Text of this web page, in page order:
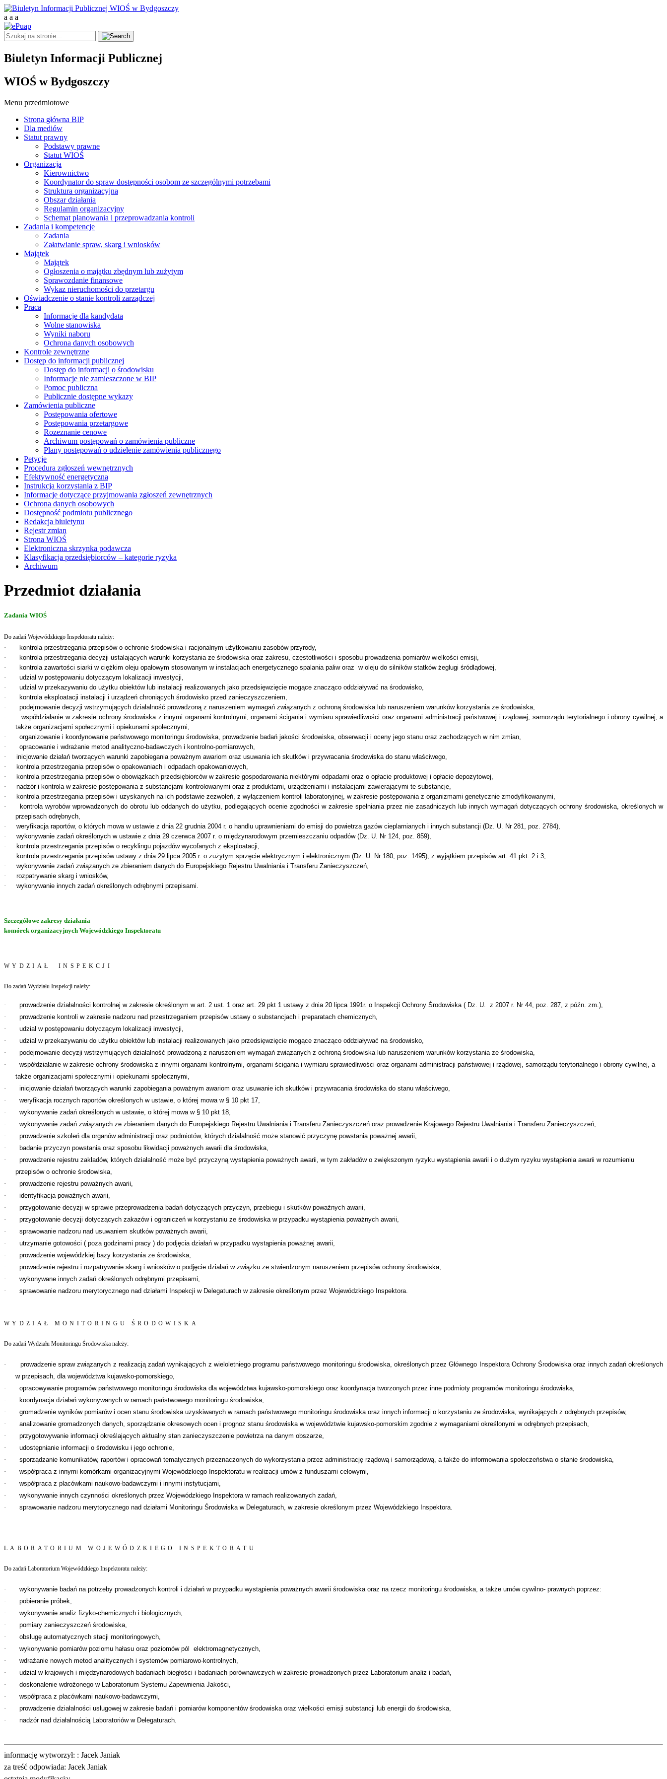
a a a
Biuletyn Informacji Publicznej
WIOŚ w Bydgoszczy
Menu przedmiotowe
Strona główna BIP
Dla mediów
Statut prawny
Podstawy prawne
Statut WIOŚ
Organizacja
Kierownictwo
Koordynator do spraw dostępności osobom ze szczególnymi potrzebami
Struktura organizacyjna
Obszar działania
Regulamin organizacyjny
Schemat planowania i przeprowadzania kontroli
Zadania i kompetencje
Zadania
Załatwianie spraw, skarg i wniosków
Majątek
Majątek
Ogłoszenia o majątku zbędnym lub zużytym
Sprawozdanie finansowe
Wykaz nieruchomości do przetargu
Oświadczenie o stanie kontroli zarządczej
Praca
Informacje dla kandydata
Wolne stanowiska
Wyniki naboru
Ochrona danych osobowych
Kontrole zewnętrzne
Dostęp do informacji publicznej
Dostęp do informacji o środowisku
Informacje nie zamieszczone w BIP
Pomoc publiczna
Publicznie dostępne wykazy
Zamówienia publiczne
Postępowania ofertowe
Postępowania przetargowe
Rozeznanie cenowe
Archiwum postępowań o zamówienia publiczne
Plany postępowań o udzielenie zamówienia publicznego
Petycje
Procedura zgłoszeń wewnętrznych
Efektywność energetyczna
Instrukcja korzystania z BIP
Informacje dotyczące przyjmowania zgłoszeń zewnętrznych
Ochrona danych osobowych
Dostępność podmiotu publicznego
Redakcja biuletynu
Rejestr zmian
Strona WIOŚ
Elektroniczna skrzynka podawcza
Klasyfikacja przedsiębiorców – kategorie ryzyka
Archiwum
Przedmiot działania
Zadania WIOŚ
Do zadań Wojewódzkiego Inspektoratu należy:
·
kontrola przestrzegania przepisów o ochronie środowiska i racjonalnym użytkowaniu zasobów przyrody,
·
kontrola przestrzegania decyzji ustalających warunki korzystania ze środowiska oraz zakresu, częstotliwości i sposobu prowadzenia pomiarów wielkości emisji,
·
kontrola zawartości siarki w ciężkim oleju opałowym stosowanym w instalacjach energetycznego spalania paliw oraz w oleju do silników statków żeglugi śródlądowej,
·
udział w postępowaniu dotyczącym lokalizacji inwestycji,
·
udział w przekazywaniu do użytku obiektów lub instalacji realizowanych jako przedsięwzięcie mogące znacząco oddziaływać na środowisko,
·
kontrola eksploatacji instalacji i urządzeń chroniących środowisko przed zanieczyszczeniem,
·
podejmowanie decyzji wstrzymujących działalność prowadzoną z naruszeniem wymagań związanych z ochroną środowiska lub naruszeniem warunków korzystania ze środowiska,
·
współdziałanie w zakresie ochrony środowiska z innymi organami kontrolnymi, organami ścigania i wymiaru sprawiedliwości oraz organami administracji państwowej i rządowej, samorządu terytorialnego i obrony cywilnej, a
także organizacjami społecznymi i opiekunami społecznymi,
·
organizowanie i koordynowanie państwowego monitoringu środowiska, prowadzenie badań jakości środowiska, obserwacji i oceny jego stanu oraz zachodzących w nim zmian,
·
opracowanie i wdrażanie metod analityczno-badawczych i kontrolno-pomiarowych,
·
inicjowanie działań tworzących warunki zapobiegania poważnym awariom oraz usuwania ich skutków i przywracania środowiska do stanu właściwego,
·
kontrola przestrzegania przepisów o opakowaniach i odpadach opakowaniowych,
·
kontrola przestrzegania przepisów o obowiązkach przedsiębiorców w zakresie gospodarowania niektórymi odpadami oraz o opłacie produktowej i opłacie depozytowej,
·
nadzór i kontrola w zakresie postępowania z substancjami kontrolowanymi oraz z produktami, urządzeniami i instalacjami zawierającymi te substancje,
·
kontrola przestrzegania przepisów i uzyskanych na ich podstawie zezwoleń, z wyłączeniem kontroli laboratoryjnej, w zakresie postępowania z organizmami genetycznie zmodyfikowanymi,
·
kontrola wyrobów wprowadzonych do obrotu lub oddanych do użytku, podlegających ocenie zgodności w zakresie spełniania przez nie zasadniczych lub innych wymagań dotyczących ochrony środowiska, określonych w
przepisach odrębnych,
·
weryfikacja raportów, o których mowa w ustawie z dnia 22 grudnia 2004 r. o handlu uprawnieniami do emisji do powietrza gazów cieplarnianych i innych substancji (Dz. U. Nr 281, poz. 2784),
·
wykonywanie zadań określonych w ustawie z dnia 29 czerwca 2007 r. o międzynarodowym przemieszczaniu odpadów (Dz. U. Nr 124, poz. 859),
·
kontrola przestrzegania przepisów o recyklingu pojazdów wycofanych z eksploatacji,
·
kontrola przestrzegania przepisów ustawy z dnia 29 lipca 2005 r. o zużytym sprzęcie elektrycznym i elektronicznym (Dz. U. Nr 180, poz. 1495), z wyjątkiem przepisów art. 41 pkt. 2 i 3,
·
wykonywanie zadań związanych ze zbieraniem danych do Europejskiego Rejestru Uwalniania i Transferu Zanieczyszczeń,
·
rozpatrywanie skarg i wniosków,
·
wykonywanie innych zadań określonych odrębnymi przepisami.
Szczegółowe zakresy działania
komórek organizacyjnych Wojewódzkiego Inspektoratu
WYDZIAŁ INSPEKCJI
Do zadań Wydziału Inspekcji należy:
· prowadzenie działalności kontrolnej w zakresie określonym w art. 2 ust. 1 oraz art. 29 pkt 1 ustawy z dnia 20 lipca 1991r. o Inspekcji Ochrony Środowiska ( Dz. U.
z 2007 r. Nr 44, poz. 287, z późn. zm.),
·
prowadzenie kontroli w zakresie nadzoru nad przestrzeganiem przepisów ustawy o substancjach i preparatach chemicznych,
·
udział w postępowaniu dotyczącym lokalizacji inwestycji,
·
udział w przekazywaniu do użytku obiektów lub instalacji realizowanych jako przedsięwzięcie mogące znacząco oddziaływać na środowisko,
·
podejmowanie decyzji wstrzymujących działalność prowadzoną z naruszeniem wymagań związanych z ochroną środowiska lub naruszeniem warunków korzystania ze środowiska,
·
współdziałanie w zakresie ochrony środowiska z innymi organami kontrolnymi, organami ścigania i wymiaru sprawiedliwości oraz organami administracji państwowej i rządowej, samorządu terytorialnego i obrony cywilnej, a
także organizacjami społecznymi i opiekunami społecznymi,
·
inicjowanie działań tworzących warunki zapobiegania poważnym awariom oraz usuwanie ich skutków i przywracania środowiska do stanu właściwego,
·
weryfikacja rocznych raportów określonych w ustawie, o której mowa w § 10 pkt 17,
·
wykonywanie zadań określonych w ustawie, o której mowa w § 10 pkt 18,
·
wykonywanie zadań związanych ze zbieraniem danych do Europejskiego Rejestru Uwalniania i Transferu Zanieczyszczeń oraz prowadzenie Krajowego Rejestru Uwalniania i Transferu Zanieczyszczeń,
·
prowadzenie szkoleń dla organów administracji oraz podmiotów, których działalność może stanowić przyczynę powstania poważnej awarii,
·
badanie przyczyn powstania oraz sposobu likwidacji poważnych awarii dla środowiska,
·
prowadzenie rejestru zakładów, których działalność może być przyczyną wystąpienia poważnych awarii, w tym zakładów o zwiększonym ryzyku wystąpienia awarii i o dużym ryzyku wystąpienia awarii w rozumieniu
przepisów o ochronie środowiska,
·
prowadzenie rejestru poważnych awarii,
·
identyfikacja poważnych awarii,
·
przygotowanie decyzji w sprawie przeprowadzenia badań dotyczących przyczyn, przebiegu i skutków poważnych awarii,
·
przygotowanie decyzji dotyczących zakazów i ograniczeń w korzystaniu ze środowiska w przypadku wystąpienia poważnych awarii,
·
sprawowanie nadzoru nad usuwaniem skutków poważnych awarii,
·
utrzymanie gotowości ( poza godzinami pracy ) do podjęcia działań w przypadku wystąpienia poważnej awarii,
·
prowadzenie wojewódzkiej bazy korzystania ze środowiska,
·
prowadzenie rejestru i rozpatrywanie skarg i wniosków o podjęcie działań w związku ze stwierdzonym naruszeniem przepisów ochrony środowiska,
·
wykonywane innych zadań określonych odrębnymi przepisami,
·
sprawowanie nadzoru merytorycznego nad działami Inspekcji w Delegaturach w zakresie określonym przez Wojewódzkiego Inspektora.
WYDZIAŁ MONITORINGU ŚRODOWISKA
Do zadań Wydziału Monitoringu Środowiska należy:
·
prowadzenie spraw związanych z realizacją zadań wynikających z wieloletniego programu państwowego monitoringu środowiska, określonych przez Głównego Inspektora Ochrony Środowiska oraz innych zadań określonych
w przepisach, dla województwa kujawsko-pomorskiego,
·
opracowywanie programów państwowego monitoringu środowiska dla województwa kujawsko-pomorskiego oraz koordynacja tworzonych przez inne podmioty programów monitoringu środowiska,
·
koordynacja działań wykonywanych w ramach państwowego monitoringu środowiska,
·
gromadzenie wyników pomiarów i ocen stanu środowiska uzyskiwanych w ramach państwowego monitoringu środowiska oraz innych informacji o korzystaniu ze środowiska, wynikających z odrębnych przepisów,
·
analizowanie gromadzonych danych, sporządzanie okresowych ocen i prognoz stanu środowiska w województwie kujawsko-pomorskim zgodnie z wymaganiami określonymi w odrębnych przepisach,
·
przygotowywanie informacji określających aktualny stan zanieczyszczenie powietrza na danym obszarze,
·
udostępnianie informacji o środowisku i jego ochronie,
·
sporządzanie komunikatów, raportów i opracowań tematycznych przeznaczonych do wykorzystania przez administrację rządową i samorządową, a także do informowania społeczeństwa o stanie środowiska,
·
współpraca z innymi komórkami organizacyjnymi Wojewódzkiego Inspektoratu w realizacji umów z funduszami celowymi,
·
współpraca z placówkami naukowo-badawczymi i innymi instytucjami,
·
wykonywanie innych czynności określonych przez Wojewódzkiego Inspektora w ramach realizowanych zadań,
·
sprawowanie nadzoru merytorycznego nad działami Monitoringu Środowiska w Delegaturach, w zakresie określonym przez Wojewódzkiego Inspektora.
LABORATORIUM WOJEWÓDZKIEGO INSPEKTORATU
Do zadań Laboratorium Wojewódzkiego Inspektoratu należy:
·
wykonywanie badań na potrzeby prowadzonych kontroli i działań w przypadku wystąpienia poważnych awarii środowiska oraz na rzecz monitoringu środowiska, a także umów cywilno- prawnych poprzez:
·
pobieranie próbek,
·
wykonywanie analiz fizyko-chemicznych i biologicznych,
·
pomiary zanieczyszczeń środowiska,
·
obsługę automatycznych stacji monitoringowych,
·
wykonywanie pomiarów poziomu hałasu oraz poziomów pól elektromagnetycznych,
·
wdrażanie nowych metod analitycznych i systemów pomiarowo-kontrolnych,
·
udział w krajowych i międzynarodowych badaniach biegłości i badaniach porównawczych w zakresie prowadzonych przez Laboratorium analiz i badań,
·
doskonalenie wdrożonego w Laboratorium Systemu Zapewnienia Jakości,
·
współpraca z placówkami naukowo-badawczymi,
·
prowadzenie działalności usługowej w zakresie badań i pomiarów komponentów środowiska oraz wielkości emisji substancji lub energii do środowiska,
·
nadzór nad działalnością Laboratoriów w Delegaturach.
informację wytworzył: : Jacek Janiak
za treść odpowiada: Jacek Janiak